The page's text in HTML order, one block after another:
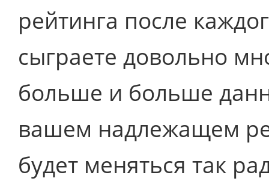
рейтинга после
сыграете довольно
больше и больше
вашем надлежащем
будет меняться так